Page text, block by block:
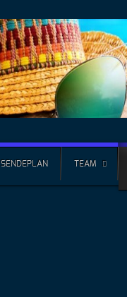
SENDEPLAN TEAM